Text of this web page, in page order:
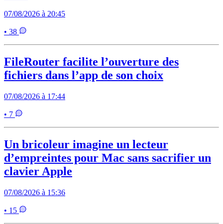
07/08/2026 à 20:45
• 38
FileRouter facilite l’ouverture des
fichiers dans l’app de son choix
07/08/2026 à 17:44
• 7
Un bricoleur imagine un lecteur
d’empreintes pour Mac sans sacrifier un
clavier Apple
07/08/2026 à 15:36
• 15